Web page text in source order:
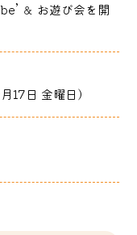
＆ お遊び会を開
17日 金曜日）